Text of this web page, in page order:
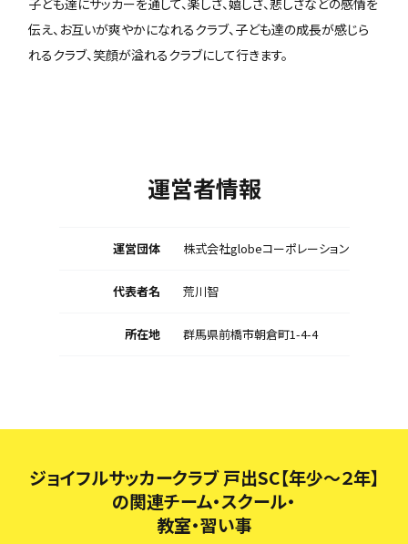
子ども達にサッカーを通して、楽しさ、嬉しさ、悲しさなどの感情を
伝え、お互いが爽やかになれるクラブ、子ども達の成長が感じら
れるクラブ、笑顔が溢れるクラブにして行きます。
運営者情報
運営団体 株式会社globeコーポレーション
代表者名 荒川智
所在地 群馬県前橋市朝倉町1-4-4
ジョイフルサッカークラブ 戸出SC【年少～２年】
の関連チーム・スクール・
教室・習い事